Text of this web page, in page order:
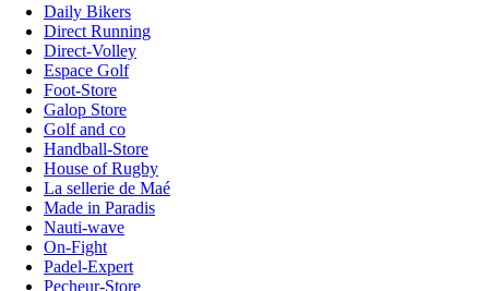
Daily Bikers
Direct Running
Direct-Volley
Espace Golf
Foot-Store
Galop Store
Golf and co
Handball-Store
House of Rugby
La sellerie de Maé
Made in Paradis
Nauti-wave
On-Fight
Padel-Expert
Pecheur-Store